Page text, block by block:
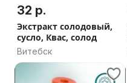
32 р.
Экстракт солодовый,
сусло, Квас, солод
Витебск